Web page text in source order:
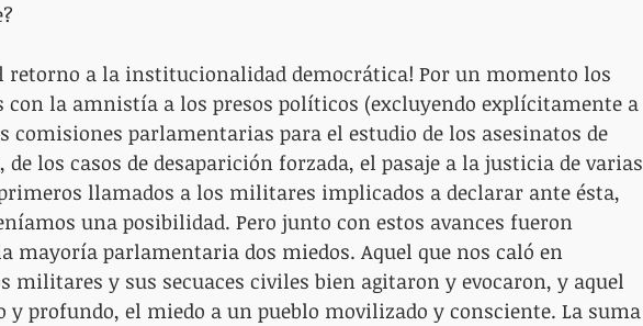
retorno a la institucionalidad democrática! Por un momento los
con la amnistía a los presos políticos (excluyendo explícitamente a
comisiones parlamentarias para el estudio de los asesinatos de
de los casos de desaparición forzada, el pasaje a la justicia de varias
llamados a los militares implicados a declarar ante ésta,
una posibilidad. Pero junto con estos avances fueron
mayoría parlamentaria dos miedos. Aquel que nos caló en
militares y sus secuaces civiles bien agitaron y evocaron, y aquel
y profundo, el miedo a un pueblo movilizado y consciente. La suma